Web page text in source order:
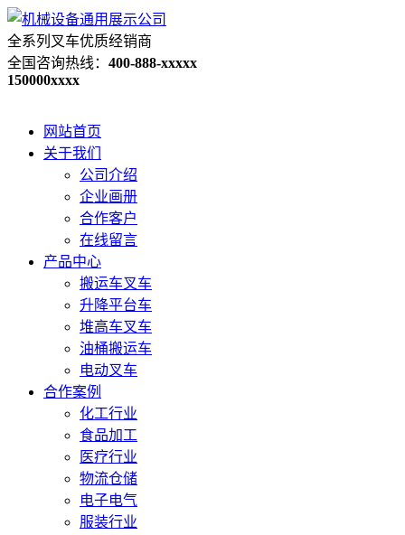
全系列叉车优质经销商
全国咨询热线： 400-888-xxxxx
150000xxxx
网站首页
关于我们
公司介绍
企业画册
合作客户
在线留言
产品中心
搬运车叉车
升降平台车
堆高车叉车
油桶搬运车
电动叉车
合作案例
化工行业
食品加工
医疗行业
物流仓储
电子电气
服装行业